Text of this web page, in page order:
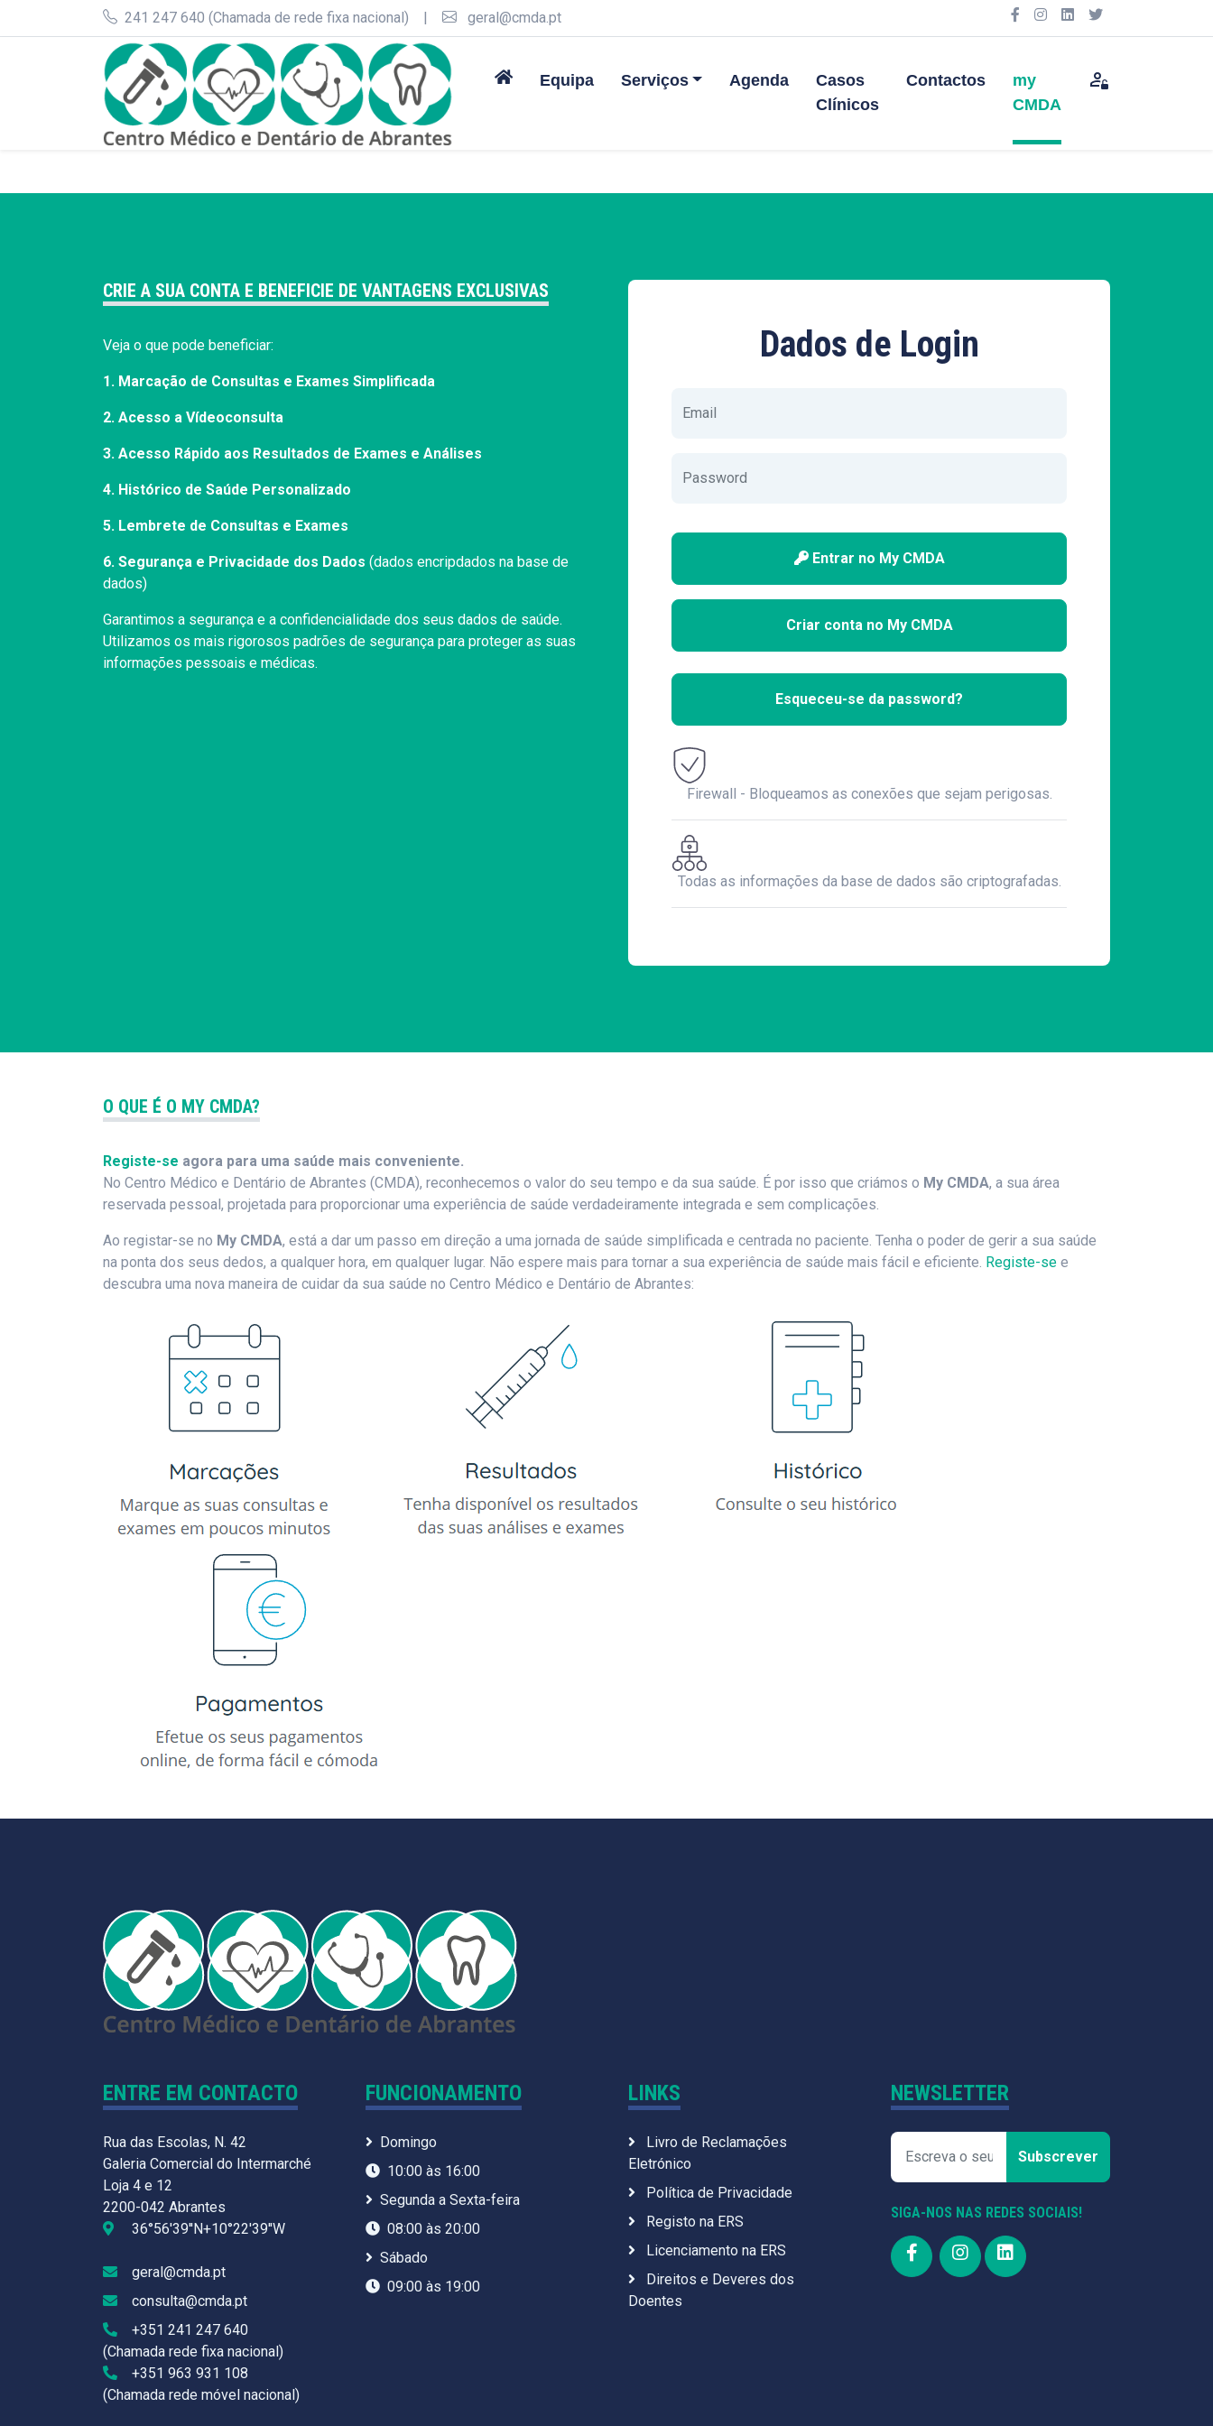
241 247 640 (Chamada de rede fixa nacional) | geral@cmda.pt
Equipa Serviços Agenda
Casos
Clínicos
Contactos
my
CMDA
CRIE A SUA CONTA E BENEFICIE DE VANTAGENS EXCLUSIVAS
Veja o que pode beneficiar:
1. Marcação de Consultas e Exames Simplificada
2. Acesso a Vídeoconsulta
3. Acesso Rápido aos Resultados de Exames e Análises
4. Histórico de Saúde Personalizado
5. Lembrete de Consultas e Exames
6. Segurança e Privacidade dos Dados (dados encripdados na base de
dados)
Garantimos a segurança e a confidencialidade dos seus dados de saúde.
Utilizamos os mais rigorosos padrões de segurança para proteger as suas
informações pessoais e médicas.
Dados de Login
Entrar no My CMDA
Criar conta no My CMDA
Esqueceu-se da password?
Firewall - Bloqueamos as conexões que sejam perigosas.
Todas as informações da base de dados são criptografadas.
O QUE É O MY CMDA?
Registe-se agora para uma saúde mais conveniente.
No Centro Médico e Dentário de Abrantes (CMDA), reconhecemos o valor do seu tempo e da sua saúde. É por isso que criámos o My CMDA, a sua área
reservada pessoal, projetada para proporcionar uma experiência de saúde verdadeiramente integrada e sem complicações.
Ao registar-se no My CMDA, está a dar um passo em direção a uma jornada de saúde simplificada e centrada no paciente. Tenha o poder de gerir a sua saúde
na ponta dos seus dedos, a qualquer hora, em qualquer lugar. Não espere mais para tornar a sua experiência de saúde mais fácil e eficiente. Registe-se e
descubra uma nova maneira de cuidar da sua saúde no Centro Médico e Dentário de Abrantes:
ENTRE EM CONTACTO
Rua das Escolas, N. 42
Galeria Comercial do Intermarché
Loja 4 e 12
2200-042 Abrantes
36°56'39''N+10°22'39''W
geral@cmda.pt
consulta@cmda.pt
+351 241 247 640
(Chamada rede fixa nacional)
+351 963 931 108
(Chamada rede móvel nacional)
FUNCIONAMENTO
Domingo
10:00 às 16:00
Segunda a Sexta-feira
08:00 às 20:00
Sábado
09:00 às 19:00
LINKS
Livro de Reclamações
Eletrónico
Política de Privacidade
Registo na ERS
Licenciamento na ERS
Direitos e Deveres dos
Doentes
NEWSLETTER
Subscrever
SIGA-NOS NAS REDES SOCIAIS!